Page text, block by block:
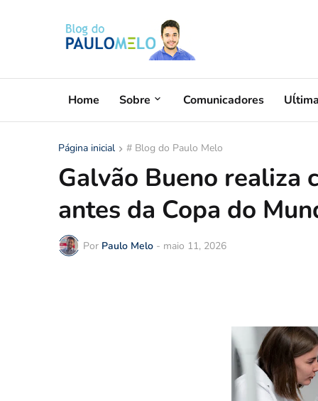
Home Sobre Comunicadores
Página inicial # Blog do Paulo Melo
Galvão Bueno realiza
antes da Copa do
Por Paulo Melo - maio 11, 2026